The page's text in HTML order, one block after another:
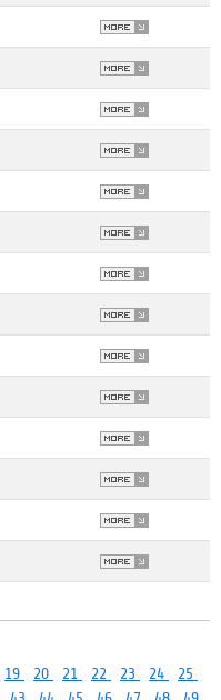
19 20 21 22 23 24
25